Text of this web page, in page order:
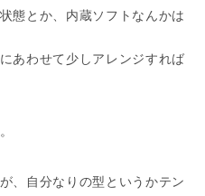
態とか、内蔵ソフトなんかは
あわせて少しアレンジすれば
、自分なりの型というかテン